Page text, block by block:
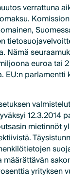
verrattuna
Nämä
euroa tai
EU:n
12.3.2014
mietinnöt
määrättävän
yrityksen